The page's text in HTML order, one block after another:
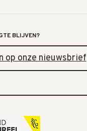
BLIJVEN?
op onze nieuwsbrief